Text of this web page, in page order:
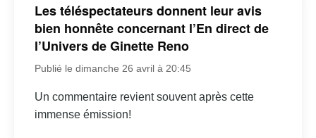
Les téléspectateurs donnent leur avis
bien honnête concernant l’En direct de
l’Univers de Ginette Reno
Publié le dimanche 26 avril à 20:45
Un commentaire revient souvent après cette
immense émission!